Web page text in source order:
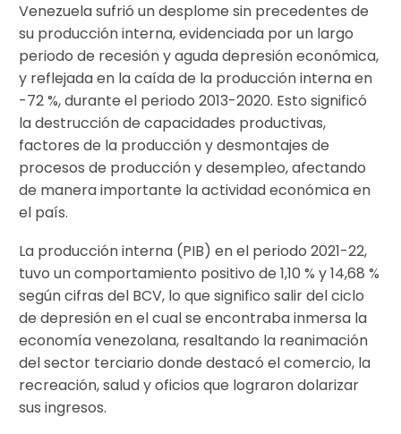
Venezuela sufrió un desplome sin precedentes de
su producción interna, evidenciada por un largo
periodo de recesión y aguda depresión económica,
y reflejada en la caída de la producción interna en
-72 %, durante el periodo 2013-2020. Esto significó
la destrucción de capacidades productivas,
factores de la producción y desmontajes de
procesos de producción y desempleo, afectando
de manera importante la actividad económica en
el país.
La producción interna (PIB) en el periodo 2021-22,
tuvo un comportamiento positivo de 1,10 % y 14,68 %
según cifras del BCV, lo que significo salir del ciclo
de depresión en el cual se encontraba inmersa la
economía venezolana, resaltando la reanimación
del sector terciario donde destacó el comercio, la
recreación, salud y oficios que lograron dolarizar
sus ingresos.